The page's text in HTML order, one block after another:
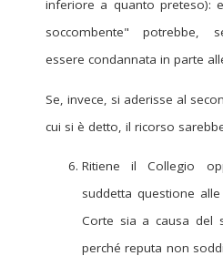
inferiore a quanto preteso):
soccombente" potrebbe,
essere condannata in parte
Se, invece, si aderisse al
cui si è detto, il ricorso
Ritiene il Collegio
suddetta questione
Corte sia a causa del
perché reputa non